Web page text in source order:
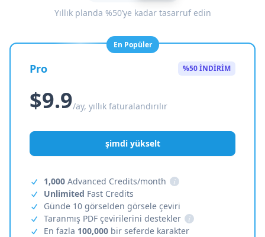
Yıllık planda %50’ye kadar tasarruf edin
En Popüler
Pro %50 İNDİRİM
$9.9/ay, yıllık faturalandırılır
şimdi yükselt
1,000 Advanced Credits/month
i
Unlimited Fast Credits
Günde 10 görselden görsele çeviri
Taranmış PDF çevirilerini destekler
i
En fazla 100,000 bir seferde karakter